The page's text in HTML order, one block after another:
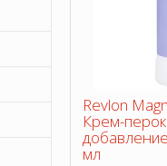
Revlon
Крем-
мл